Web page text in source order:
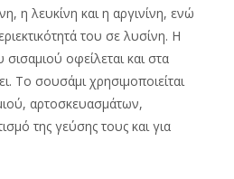
η λευκίνη και η αργινίνη, ενώ
του σε λυσίνη. Η
οφείλεται και στα
Το σουσάμι χρησιμοποιείται
αρτοσκευασμάτων,
της γεύσης τους και για